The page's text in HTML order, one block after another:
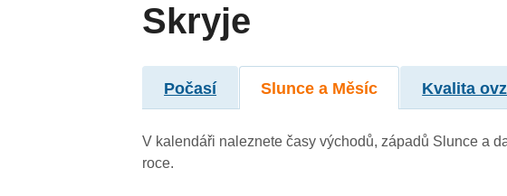
Skryje
Počasí Slunce a Měsíc Kvalita
V kalendáři naleznete časy východů, západů Slunce a
roce.